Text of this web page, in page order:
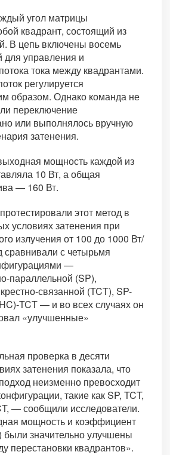
угол матрицы
квадрант, состоящий из
В цепь включены восемь
для управления и
тока между квадрантами.
регулируется
образом. Однако команда не
переключение
или выполнялось вручную
затенения.
мощность каждой из
10 Вт, а общая
— 160 Вт.
этот метод в
условиях затенения при
излучения от 100 до 1000 Вт/
с четырьмя
—
параллельной (SP),
связанной (TCT), SP-
TCT — и во всех случаях он
«улучшенные»
проверка в десяти
затенения показала, что
неизменно превосходит
такие как SP, TCT,
— сообщили исследователи.
мощность и коэффициент
были значительно улучшены
перестановки квадрантов».